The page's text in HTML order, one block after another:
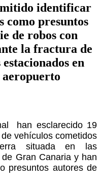
identificar
como presuntos
de robos con
la fractura de
en
aeropuerto
han esclarecido 19
vehículos cometidos
situada en las
Gran Canaria y han
presuntos autores de